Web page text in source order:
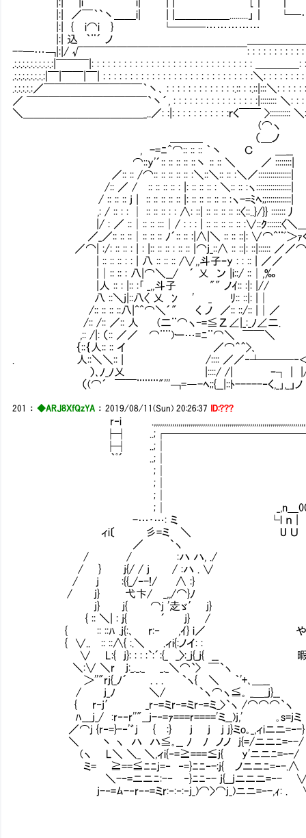
|:| ／￣｀`丶＿＿i| | |＿＿＿＿＿.........」｜ └─……
|:| { i⌒i } └───…………… |::|==＝＝
|:| 込 ｀¨´ ノ ＿＿＿＿＿＿＿＿___|::|:::::
--─…￢|:|/ √￣￣￣￣￣￣￣￣￣￣￣￣￣￣￣: : : : : : : : : : :
.:.:.:.:.:.:.:.:.:.:|￣￣￣|: : : : : : : : : : : : : : : : : : : : : : : : : : : : : : ＿＿＿＿
.:.:.:.:.:.:.:.:|￣|￣￣|￣| : : : : : : : : : : : : : : : : : : : : : : : : : : : :＼: : : : : : :
.:.:.:.:.:／￣￣￣￣￣￣￣￣￣｀丶､ : : : : : : : : : : : : :.:: : :.::|:::＼: : : : : : :
／ ￣￣￣￣￣￣￣￣￣￣￣`丶´, : : : : : : : : : : : : : : : :|:::::::: ＼: : : : : : :
＼＿＿＿＿＿＿＿＿＿＿＿_..／: :|: : : : : : : : : : :ｒく￣￣ >:::::::::: ＼
(⌒ヽ
＿＿＿ （＿ノ
, -=ﾆ^⌒:: :: :: ｀丶 Ｃ ＿__
⌒::y'´:: :: :: :: ::丶 :: :: ＼ ／ ::::::::|
／:: :: /⌒:: :: :: :: :: :＼::＼:: :: :＼／::::::::::::::::|
/:: ／ / :: :: :: :: : |: :: :: :: : ＼:: :: :ヽ
/ :: :: :: j | :: :: :: :: :: |: :: :: :: :: :: :ヽ-=ﾐﾍ;;::::::::::::|
,: / :: : : │ :: :: :: : : ∧: ::| :: :: :: :: ::〈::..}/}} :::::::
|/ : ／ ::│:: :: :::│/ : : : | :: :: :: :: :: :∨::ｸ:::::::〈＼
／_／:: :: ::│:: :: :: ﾉ´:: :: :|∧|＼ :: :: ::|: ∨⌒^¨ﾞ＞ｧく
／⌒| :/: :: :: : | : |:: :: :: : :: :: |⌒j_::∧ :: ::|: ::|:::::: ／
| :: :: :: : : | 八 :: :: :: /∨,,斗子ｰy : : :: | ／／
|│:: :: : 八|⌒＼__/ ´ 乂 ン |i::/
|人 :: : |:: :｢ _,,斗子 "" ノｲ:: :|:
八 ::＼j|::八〈 乂 ﾝ ' _ ﾘ:: ::|:
/:: :: :: ::八|^^⌒＼´" く ノ ／:: ::/:: |│
/:: /:: ／:: 人 (二¨⌒ヽｰ=≦Ζ∠|_:_ﾉ∠
,:: /|: （:: ／／ ⌒¨¨)ー…=ﾆ¨⌒＼ ￣
｛::｛人:: :: イ ／⌒＾＾
. 人::＼＼:: | /:::: ／／‐┴───‐
）､ﾉ_ﾉ乂 |::::/ /| ｰ┐ | |/|
（(⌒´ ￣￣¨¨¨¨"'''￢=―-ﾍ;;{__|::ﾄ-----‐く,_｣,_」
201 ：◆ARJ8XfQzYA ：2019/08/11(Sun) 20:26:37 ID:???
r‐i
├┤
├┤ ..;│ | ／ i i
｀ﾟ´ ..;│ ||ｉ.ｉ.i i
;│ ||ｉ.ｉ.i i i
;│ ||ｉ.ｉ.i i i
;│ ||ｉ.ｉ.i i i
;│ _,n＿00. ||ｉ.ｉ.i
-…･…: ミ └l ｎ | ,⊆.己
ィi〔 彡=ミ ＼ U Ｕ ｀ﾌ_
／ `ヽ ||ｉ.ｉ.i i
/ / :ハ ハ, ./ ||ｉ.ｉ.i
/ } j{/ / j / :ハ . ∨ ||ｉ.ｉ
/ j :{{_/‐-!/ ∧ :} ||ｉ.ｉ.i
/ j} 弋卞/ _,,/⌒}ﾉ ||ｉ.ｉ
j} j{ ⌒j '赱ゞ′ j} ||ｉ.ｉ.i
{ :: ＼| : j{ ´ j} /
{ Ⅵ:: ::ﾊ .j{:､ r:‐ ,ｲ} i／ やっ
{ ∨..Ⅵ:: ::∧{ :.＼ .ィi{:ノイ: :
∨ ⅥL:{ j}: : : :`:´:{_ _〉:_j{_j{ __ 暇そう
＼:∨ ＼rⅥj:_._._ _._＼⌒`> ￣`ヽ
＞''"rj{_ﾉ´ . . . `ヽ{ ＼ ｀'+､＿__
/ j_ﾉ ＼/ `ヽ⌒ヽ≦｡ _＿_j}__
{ r‐j′ _r‐=ミr‐=ミr‐=ミ_>`ヽ /⌒⌒⌒`ヽ
ﾊ___j_/ :r‐‐r''"__j-‐=ｧ===r===='ミ__)j,' ｡s=jミ
／⌒j {r‐=}-‐'゛j { :} j j j j}ミo｡_,ィiニニ=‐-}
＼ Ⅵ丶 ヽ ハ ハ≦｡__ ﾉ ﾉ ノノ j{=/ニニﾆ=‐-/
(ヽ ⅥL＼ ＼_ ＼,ィi{‐=≧===≦j{ y'ニニﾆ=‐-/
ミ= Ⅵ≧==≦ﾆﾆj=‐ ‐=}ﾆﾆ‐-:j{ ノニニﾆ=‐-.∧
Ⅵ＼-‐=ニニﾆ:-‐ ‐}ﾆﾆ‐- j{__jニニニ=‐-
j-‐=ﾑ-‐r‐‐=ミr:‐:‐:‐j_)⌒>⌒j_)ニニ=‐-,ｨ: .